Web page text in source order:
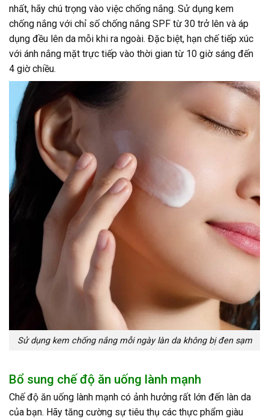
nhất, hãy chú trọng vào việc chống nắng. Sử dụng kem
chống nắng với chỉ số chống nắng SPF từ 30 trở lên và áp
dụng đều lên da mỗi khi ra ngoài. Đặc biệt, hạn chế tiếp xúc
với ánh nắng mặt trực tiếp vào thời gian từ 10 giờ sáng đến
4 giờ chiều.
Sử dụng kem chống nắng mỗi ngày làn da không bị đen sạm
Bổ sung chế độ ăn uống lành mạnh
Chế độ ăn uống lành mạnh có ảnh hưởng rất lớn đến làn da
của bạn. Hãy tăng cường sự tiêu thụ các thực phẩm giàu